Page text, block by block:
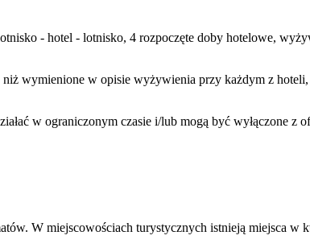
- hotel - lotnisko, 4 rozpoczęte doby hotelowe,
wymienione w opisie wyżywienia przy każdym z
w ograniczonym czasie i/lub mogą być wyłączone z
W miejscowościach turystycznych istnieją miejsca w